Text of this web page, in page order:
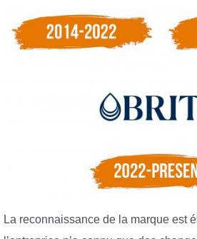
La reconnaissance de la marque est